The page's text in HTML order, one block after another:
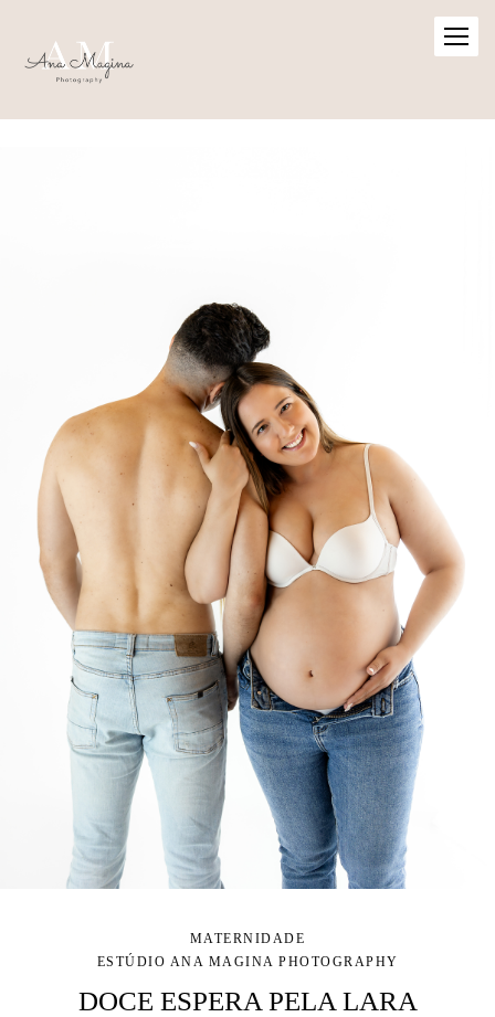
MATERNIDADE
ESTÚDIO ANA MAGINA PHOTOGRAPHY
DOCE ESPERA PELA LARA